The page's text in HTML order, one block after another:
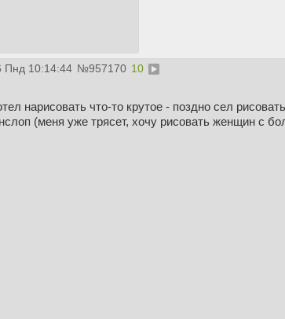
Пнд 10:14:44 №957170 10
нарисовать что-то крутое - поздно сел
(меня уже трясет, хочу рисовать женщин с